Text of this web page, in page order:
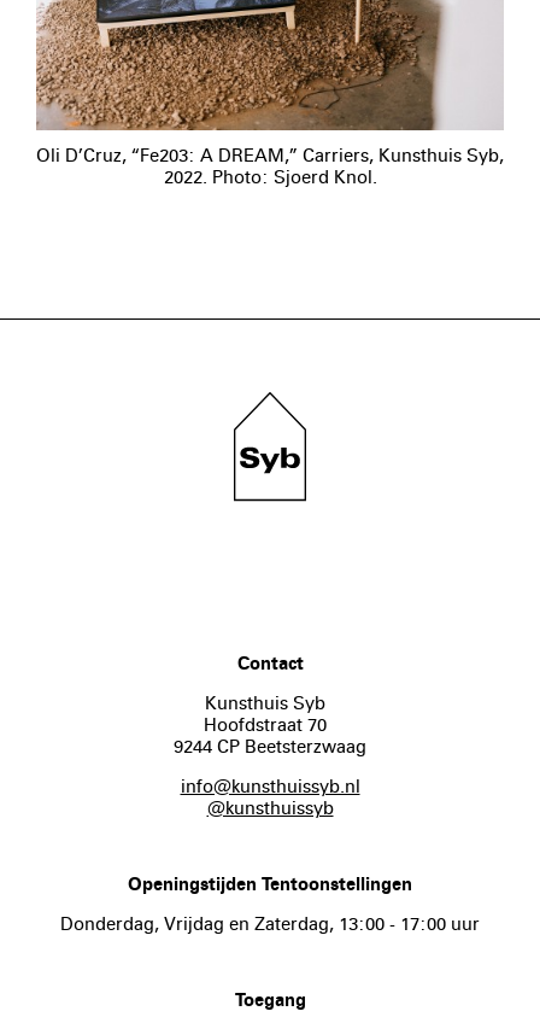
Oli D’Cruz, “Fe203: A DREAM,” Carriers, Kunsthuis Syb,
2022. Photo: Sjoerd Knol.
Contact
Kunsthuis Syb
Hoofdstraat 70
9244 CP Beetsterzwaag
info@kunsthuissyb.nl
@kunsthuissyb
Openingstijden Tentoonstellingen
Donderdag, Vrijdag en Zaterdag, 13:00 - 17:00 uur
Toegang